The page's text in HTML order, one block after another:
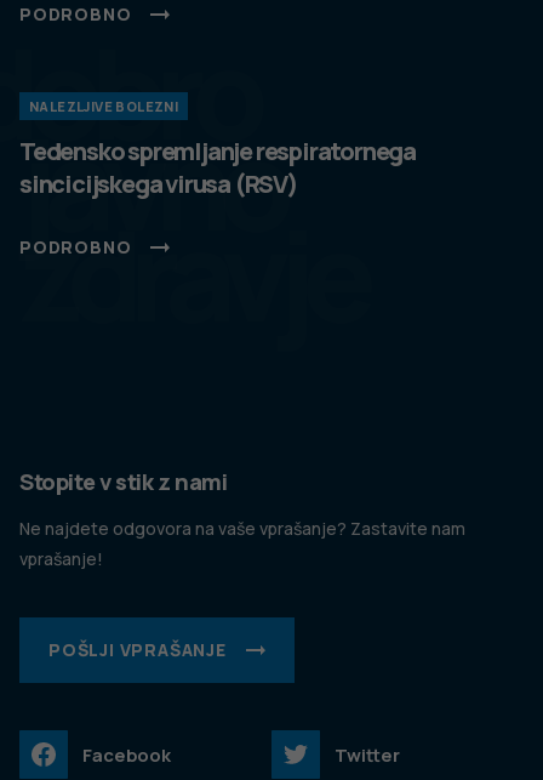
javno
zdravje
PODROBNO
NALEZLJIVE BOLEZNI
Tedensko spremljanje respiratornega
sincicijskega virusa (RSV)
PODROBNO
Stopite v stik z nami
Ne najdete odgovora na vaše vprašanje? Zastavite nam
vprašanje!
POŠLJI VPRAŠANJE
Facebook Twitter